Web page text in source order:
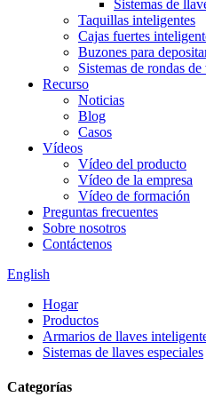
Sistemas de
Taquillas inteligentes
Cajas fuertes
Buzones para
Sistemas de rondas
Recurso
Noticias
Blog
Casos
Vídeos
Vídeo del producto
Vídeo de la empresa
Vídeo de formación
Preguntas frecuentes
Sobre nosotros
Contáctenos
English
Hogar
Productos
Armarios de llaves
Sistemas de llaves especiales
Categorías